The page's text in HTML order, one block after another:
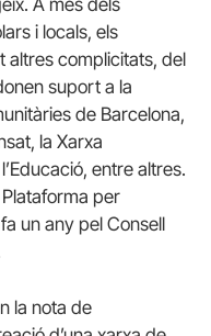
A més dels
i locals, els
altres complicitats, del
suport a la
de Barcelona,
la Xarxa
entre altres.
per
un any pel Consell
la nota de